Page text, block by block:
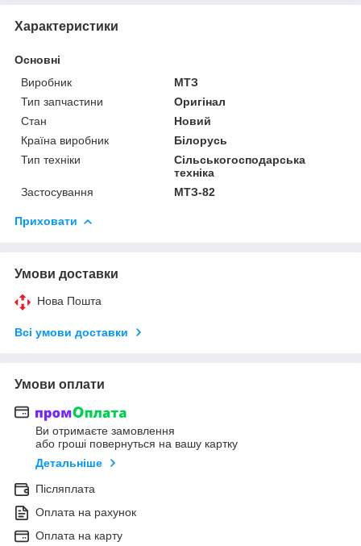
Характеристики
Основні
Виробник
МТЗ
Тип запчастини
Оригінал
Стан
Новий
Країна виробник
Білорусь
Тип техніки
Сільськогосподарська
техніка
Застосування
МТЗ-82
Приховати
Умови доставки
Нова Пошта
Всі умови доставки
Умови оплати
Ви отримаєте замовлення
або гроші повернуться на вашу картку
Детальніше
Післяплата
Оплата на рахунок
Оплата на карту